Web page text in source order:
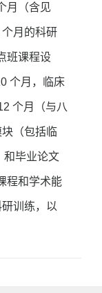
月（含见
月的科研
班课程设
个月，临床
个月（与八
（包括临
和毕业论文
程和学术能
训练，以